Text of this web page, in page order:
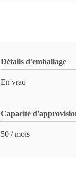
Détails d'emballage
En vrac
Capacité
50 / mois